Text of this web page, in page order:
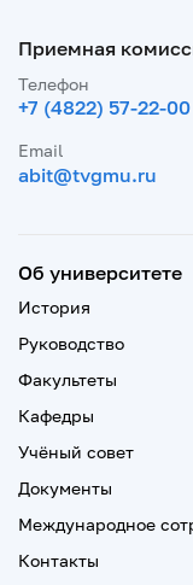
Приемная
Телефон
+7 (4822) 57-22-00
Email
abit@tvgmu.ru
Об университете
История
Руководство
Факультеты
Кафедры
Учёный совет
Документы
Международное
Контакты